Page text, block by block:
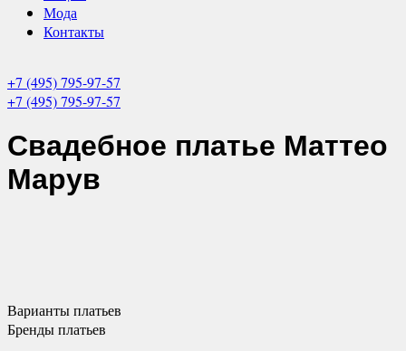
Мода
Контакты
+7 (495) 795-97-57
+7 (495) 795-97-57
Свадебное платье Маттео
Марув
Вариантыплатьев
Брендыплатьев